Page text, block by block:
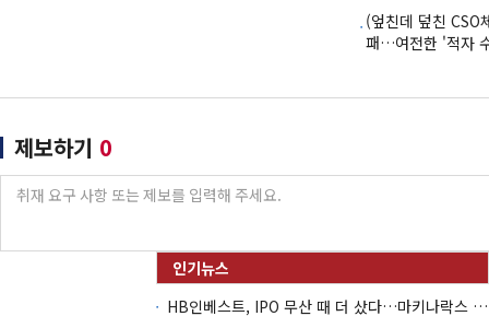
(엎친데 덮친
패…여전한 '적자
제보하기 0
HB인베스트, IPO 무산 때 더 샀다…마키나락스 투자 2.7배 회수